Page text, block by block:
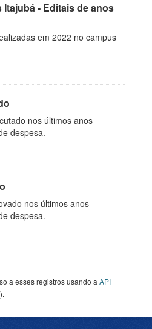
- Editais de anos
em 2022 no campus
nos últimos anos
despesa.
nos últimos anos
despesa.
a esses registros usando a API
).